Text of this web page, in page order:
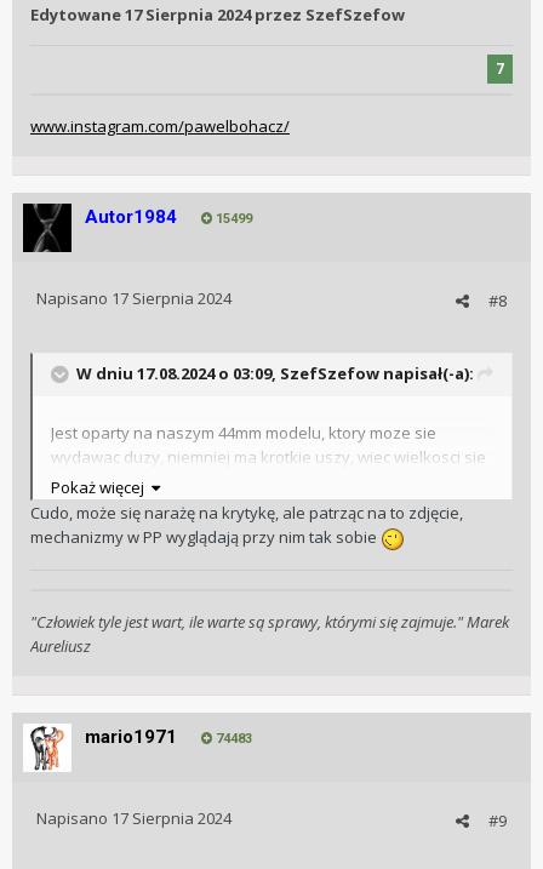
Edytowane17 Sierpnia 2024przez SzefSzefow
7
www.instagram.com/pawelbohacz/
Autor1984 15499
#8
Napisano 17 Sierpnia 2024
W dniu 17.08.2024 o 03:09, SzefSzefow napisał(-a):
Jest oparty na naszym 44mm modelu, ktory moze sie
wydawac duzy, niemniej ma krotkie uszy, wiec wielkosci sie
nie czuje w ogole.
Zegarek jest oparty na naszym mechanizmie CIC, ktory
bedzie delikatnie zmieniony wizualnie
Pokaż więcej
Cudo, może się narażę na krytykę, ale patrząc na to zdjęcie,
mechanizmy w PP wyglądają przy nim tak sobie
"Człowiek tyle jest wart, ile warte są sprawy, którymi się zajmuje." Marek
Aureliusz
mario1971 74483
#9
Napisano 17 Sierpnia 2024